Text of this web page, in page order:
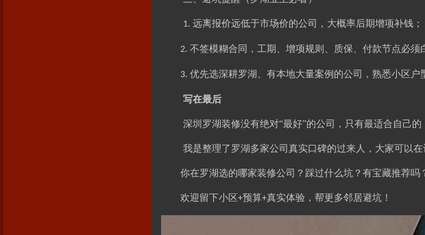
1. 远离报价远低于市场价的公司，大概率后期增项补钱；
2. 不签模糊合同，工期、增项规则、质保、付款节点必须
3. 优先选深耕罗湖、有本地大量案例的公司，熟悉小区户
写在最后
深圳罗湖装修没有绝对“最好”的公司，只有最适合自己
我是整理了罗湖多家公司真实口碑的过来人，大家可以在
你在罗湖选的哪家装修公司？踩过什么坑？有宝藏推荐吗
欢迎留下小区+预算+真实体验，帮更多邻居避坑！